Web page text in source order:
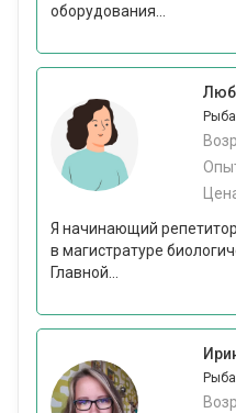
оборудования...
Я начинающий
в магистратуре
Главной...